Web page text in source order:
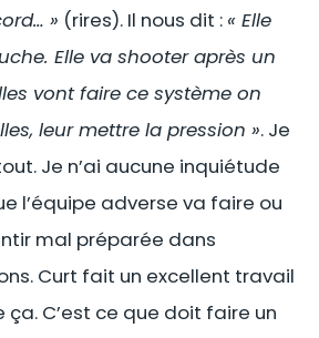
» (rires). Il nous dit : « Elle
Elle va shooter après un
vont faire ce système on
leur mettre la pression ». Je
Je n’ai aucune inquiétude
l’équipe adverse va faire ou
mal préparée dans
Curt fait un excellent travail
ça. C’est ce que doit faire un